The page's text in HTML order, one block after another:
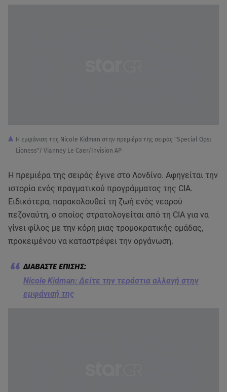
Η εμφάνιση της Nicole Kidman στην πρεμιέρα της σειράς "Special Ops:
Lioness"/ Vianney Le Caer/Invision AP
Η πρεμιέρα της σειράς έγινε στο Λονδίνο. Αφηγείται την
ιστορία ενός πραγματικού προγράμματος της CIA.
Ειδικότερα, παρακολουθεί τη ζωή ενός νεαρού
πεζοναύτη, ο οποίος στρατολογείται από τη CIA για να
γίνει φίλος με την κόρη μιας τρομοκρατικής ομάδας,
προκειμένου να καταστρέψει την οργάνωση.
Nicole Kidman: Δείτε την τεράστια αλλαγή στην
εμφάνισή της